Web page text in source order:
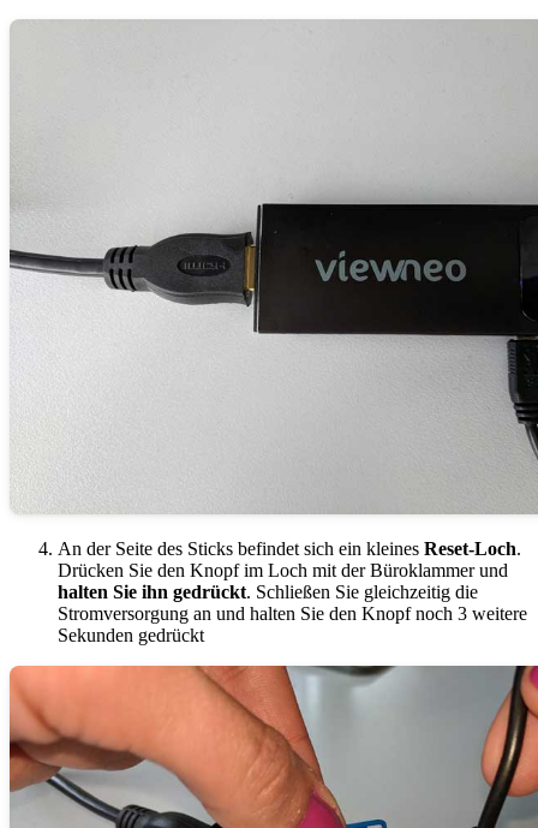
An der Seite des Sticks befindet sich ein kleines Reset-Loch.
Drücken Sie den Knopf im Loch mit der Büroklammer und
halten Sie ihn gedrückt. Schließen Sie gleichzeitig die
Stromversorgung an und halten Sie den Knopf noch 3 weitere
Sekunden gedrückt